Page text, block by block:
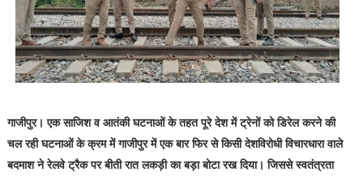
गाजीपुर। एक साजिश व आतंकी घटनाओं के तहत पूरे देश में ट्रेनों को डिरेल करने की
चल रही घटनाओं के क्रम में गाजीपुर में एक बार फिर से किसी देशविरोधी विचारधारा वाले
बदमाश ने रेलवे ट्रैक पर बीती रात लकड़ी का बड़ा बोटा रख दिया। जिससे स्वतंत्रता